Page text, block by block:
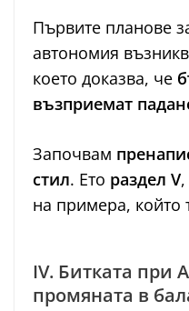
Първите планове
автономия
което доказва, че
възприемат
Започвам
стил. Ето раздел V
на примера, който
IV. Битката при
промяната в